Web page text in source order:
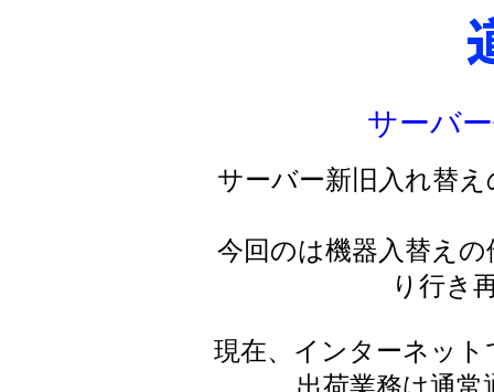
サーバ
サーバー新旧入れ替
今回のは機器入替え
り行き
現在、インターネッ